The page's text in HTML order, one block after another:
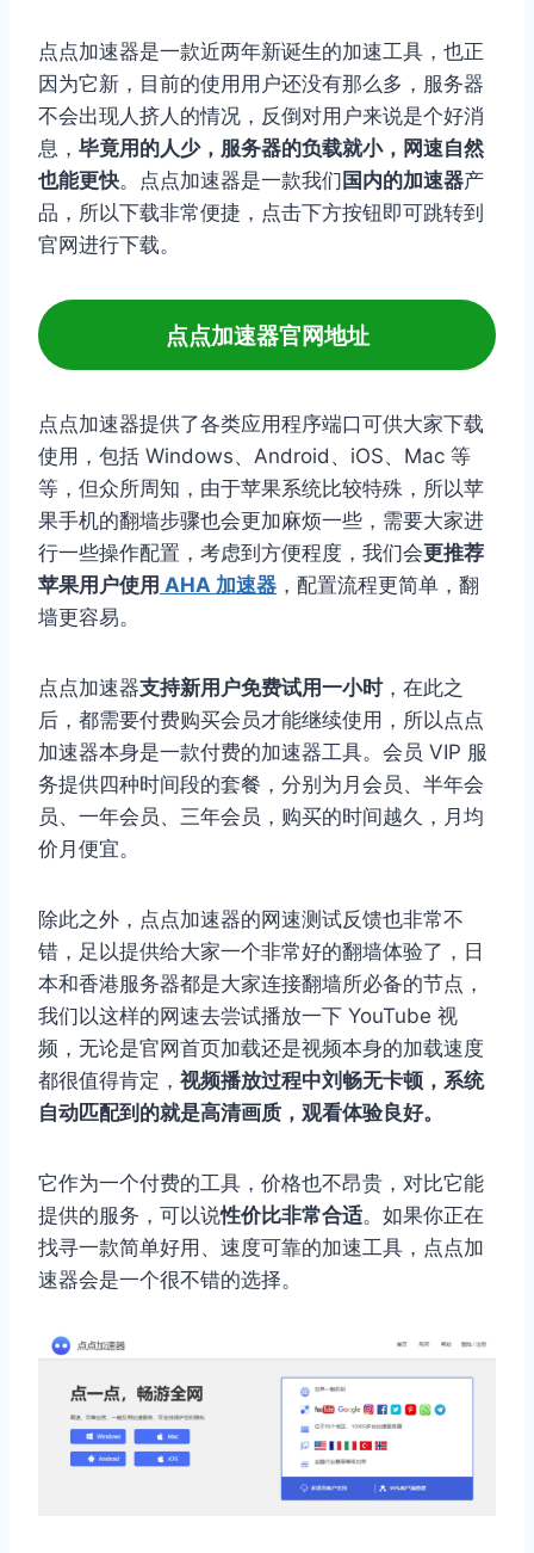
点点加速器是一款近两年新诞生的加速工具，也正
因为它新，目前的使用用户还没有那么多，服务器
不会出现人挤人的情况，反倒对用户来说是个好消
息， 毕竟用的人少，服务器的负载就小，网速自然
也能更快。点点加速器是一款我们 国内的加速器产
品，所以下载非常便捷，点击下方按钮即可跳转到
官网进行下载。
点点加速器官网地址
点点加速器提供了各类应用程序端口可供大家下载
使用，包括 Windows、Android、iOS、Mac 等
等，但众所周知，由于苹果系统比较特殊，所以苹
果手机的翻墙步骤也会更加麻烦一些，需要大家进
行一些操作配置，考虑到方便程度，我们会更推荐
苹果用户使用 AHA 加速器 ，配置流程更简单，翻
墙更容易。
点点加速器支持新用户免费试用一小时，在此之
后，都需要付费购买会员才能继续使用，所以点点
加速器本身是一款付费的加速器工具。会员 VIP 服
务提供四种时间段的套餐，分别为月会员、半年会
员、一年会员、三年会员，购买的时间越久，月均
价月便宜。
除此之外，点点加速器的网速测试反馈也非常不
错，足以提供给大家一个非常好的翻墙体验了，日
本和香港服务器都是大家连接翻墙所必备的节点，
我们以这样的网速去尝试播放一下 YouTube 视
频，无论是官网首页加载还是视频本身的加载速度
都很值得肯定， 视频播放过程中刘畅无卡顿，系统
自动匹配到的就是高清画质，观看体验良好。
它作为一个付费的工具，价格也不昂贵，对比它能
提供的服务，可以说性价比非常合适。如果你正在
找寻一款简单好用、速度可靠的加速工具，点点加
速器会是一个很不错的选择。